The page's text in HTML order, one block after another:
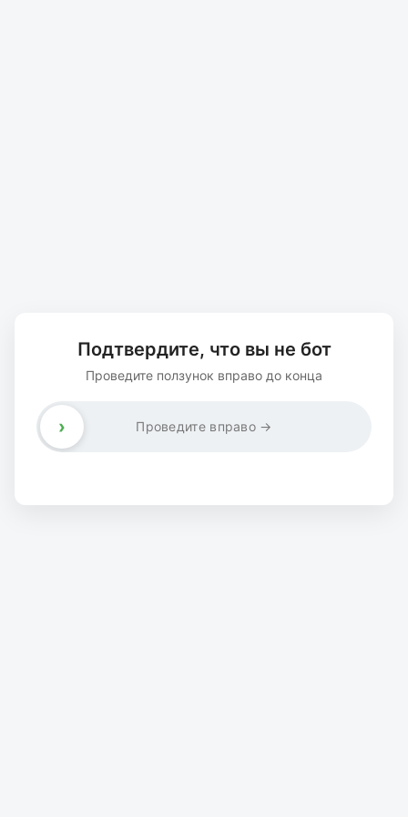
Подтвердите, что вы не бот
Проведите ползунок вправо до конца
Проведите вправо →
›